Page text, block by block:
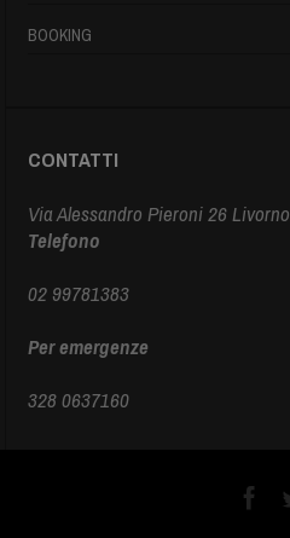
BOOKING
CONTATTI
Via Alessandro Pieroni 26 Livorno
Telefono
02 99781383
Per emergenze
328 0637160